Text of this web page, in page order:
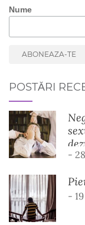
Nume
POSTĂRI
-
-